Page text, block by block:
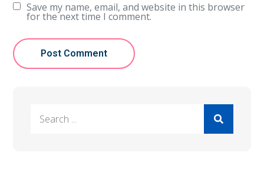
Save my name, email, and website in this browser
for the next time I comment.